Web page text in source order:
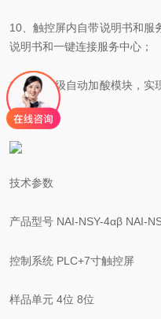
10、触控屏内自带说明书和服
说明书和一键连接服务中心；
11、可升级自动加酸模块，实
全。
技术参数
产品型号 NAI-NSY-4αβ NAI-
控制系统 PLC+7寸触控屏
样品单元 4位 8位